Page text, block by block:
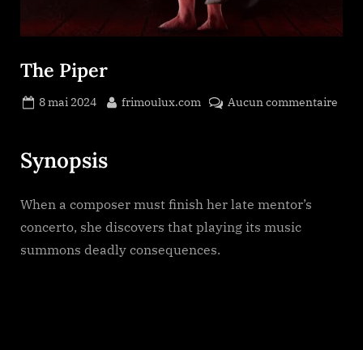
The Piper
Posted
8 mai 2024 By
frimoulux.com Aucun commentairesur
Synopsis
When a composer must finish her late mentor’s
concerto, she discovers that playing its music
summons deadly consequences.